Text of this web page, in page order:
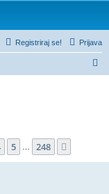
Prijava
Registriraj se!
e
5 248